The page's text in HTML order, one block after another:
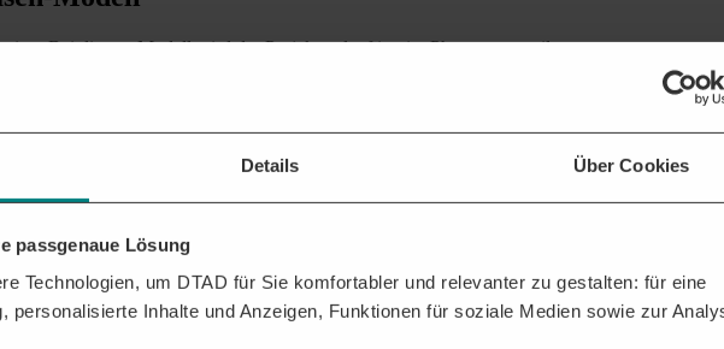
Details Über Cookies
passgenaue Lösung
Technologien, um DTAD für Sie komfortabler und relevanter zu gestalten: für eine
personalisierte Inhalte und Anzeigen, Funktionen für soziale Medien sowie zur
Bei diesem Modell wird der Projektverlauf in vier Phasen unterteilt:
oder Initiierung. Hier werden zunächst die Rahmenbedingungen festgelegt. Am Anfang
werden. Diese Projektphase mündet in ein klar definiertes Projektziel und einen konkreten
alle wichtigen Details zu planen. In dieser zweiten Projektphase wird das Gesamtprojekt in
das Projektteam und der terminliche Ablauf in Form eines genauen Zeit- bzw. Projektplans
Umsetzung. Nun gilt es, die Projekteziele und die Meilensteine der verschiedenen
an den sich alle Beteiligten zu halten haben.
In dieser vierten und letzten Projektphase werden die erzielten Ergebnisse
die Projektorganisation aufgelöst werden.